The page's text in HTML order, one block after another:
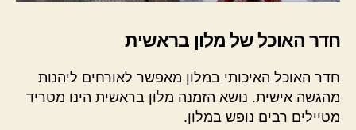
חדר האוכל של מלון בראשית
חדר האוכל האיכותי במלון מאפשר לאורחים ליהנות
מהגשה אישית. נושא הזמנה מלון בראשית הינו מטריד
מטיילים רבים נופש במלון.